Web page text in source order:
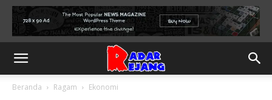
Beranda Ragam Ekonomi